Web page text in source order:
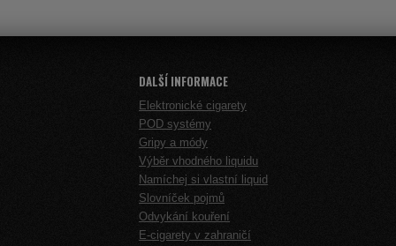
DALŠÍ INFORMACE
Elektronické cigarety
POD systémy
Gripy a módy
Výběr vhodného liquidu
Namíchej si vlastní liquid
Slovníček pojmů
Odvykání kouření
E-cigarety v zahraničí